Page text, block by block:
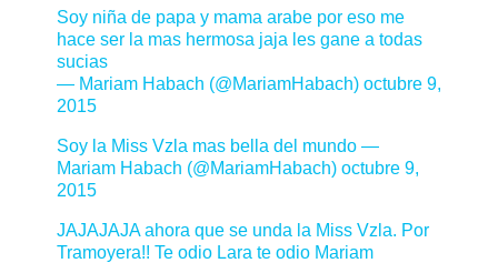
Soy niña de papa y mama arabe por eso me
hace ser la mas hermosa jaja les gane a todas
sucias
— Mariam Habach (@MariamHabach) octubre 9,
2015
Soy la Miss Vzla mas bella del mundo —
Mariam Habach (@MariamHabach) octubre 9,
2015
JAJAJAJA ahora que se unda la Miss Vzla. Por
Tramoyera!! Te odio Lara te odio Mariam